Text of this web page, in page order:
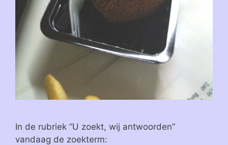
In de rubriek “U zoekt, wij antwoorden”
vandaag de zoekterm: